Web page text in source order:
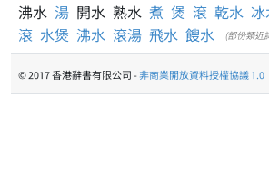
沸水 湯 開水 熟水 煮 煲 滾 乾水
滾 水煲 沸水 滾湯 飛水 餿水 (部份類近
© 2017 香港辭書有限公司 -非商業開放資料授權協議 1.0